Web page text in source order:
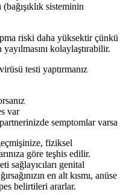
sisteminin
riski daha yüksektir çünkü
kolaylaştırabilir.
testi yaptırmanız
var
semptomlar varsa
fiziksel
göre teşhis edilir.
sağlayıcıları genital
en alt kısmı, anüse
belirtileri ararlar.